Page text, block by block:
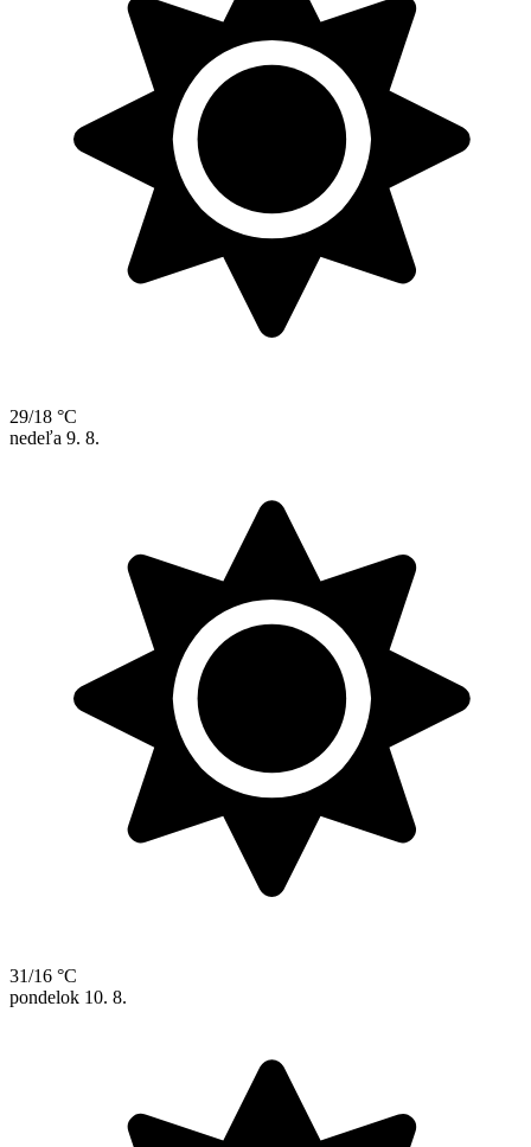
29/18 °C
nedeľa 9. 8.
31/16 °C
pondelok 10. 8.